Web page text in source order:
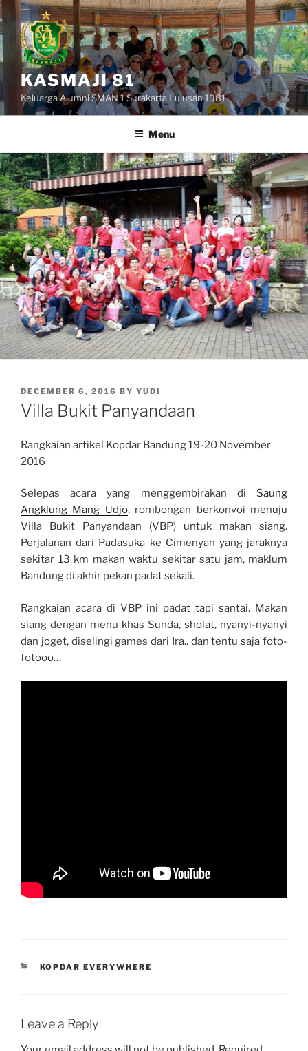
Skip
to
content
KASMAJI 81
Keluarga Alumni SMAN 1 Surakarta Lulusan 1981
Menu
POSTED
ON
DECEMBER 6, 2016 BY YUDI
Villa Bukit Panyandaan
Rangkaian artikel Kopdar Bandung 19-20 November
2016
Selepas acara yang menggembirakan di Saung
Angklung Mang Udjo, rombongan berkonvoi menuju
Villa Bukit Panyandaan (VBP) untuk makan siang.
Perjalanan dari Padasuka ke Cimenyan yang jaraknya
sekitar 13 km makan waktu sekitar satu jam, maklum
Bandung di akhir pekan padat sekali.
Rangkaian acara di VBP ini padat tapi santai. Makan
siang dengan menu khas Sunda, sholat, nyanyi-nyanyi
dan joget, diselingi games dari Ira.. dan tentu saja foto-
fotooo…
CATEGORIES
KOPDAR EVERYWHERE
Leave a Reply